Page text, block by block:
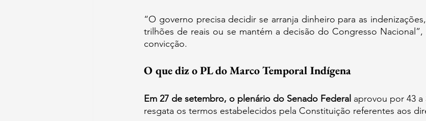
“O governo precisa decidir se arranja dinheiro para as
trilhões de reais ou se mantém a decisão do Congresso
convicção.
O que diz o PL do Marco Temporal Indígena
Em 27 de setembro, o plenário do Senado Federal aprovou por 43 a
resgata os termos estabelecidos pela Constituição referentes aos